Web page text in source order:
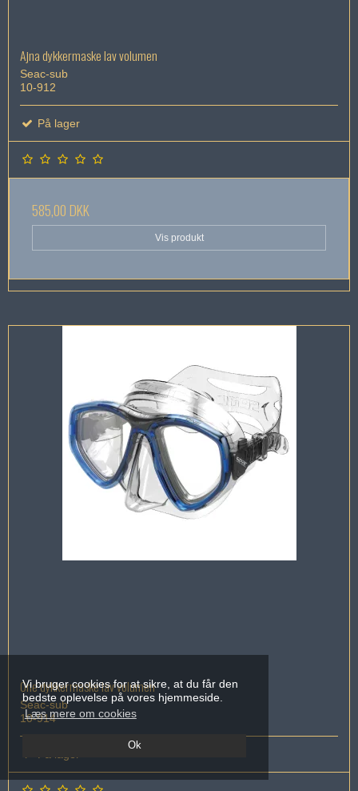
Vi bruger cookies for at sikre, at du får den
bedste oplevelse på vores hjemmeside.
Læs mere om cookies
Ok
Ajna dykkermaske lav volumen
Seac-sub
10-912
På lager
585,00 DKK
Vis produkt
One dykkermaske lav volumen
Seac-sub
10-914